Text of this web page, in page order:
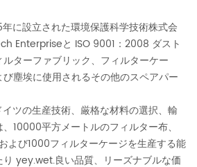
に設立された環境保護科学技術株式会
Enterpriseと ISO 9001：2008 ダスト
ターファブリック、フィルターケー
塵埃に使用されるその他のスペアパー
ツの生産技術、厳格な材料の選択、輸
10000平方メートルのフィルター布、
よび1000フィルターケージを生産する能
yey.wet.良い品質、リーズナブルな価